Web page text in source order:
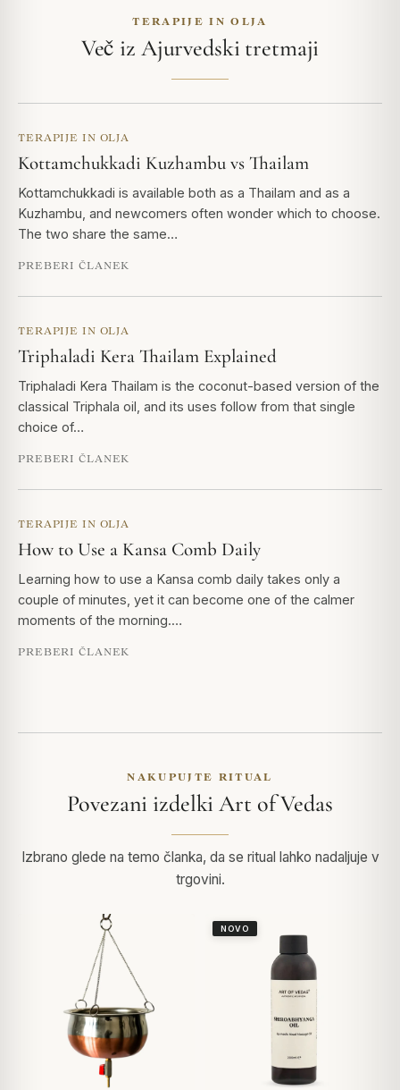
TERAPIJE IN OLJA
Več iz Ajurvedski tretmaji
TERAPIJE IN OLJA
Kottamchukkadi Kuzhambu vs Thailam
Kottamchukkadi is available both as a Thailam and as a
Kuzhambu, and newcomers often wonder which to choose.
The two share the same…
PREBERI ČLANEK
TERAPIJE IN OLJA
Triphaladi Kera Thailam Explained
Triphaladi Kera Thailam is the coconut-based version of the
classical Triphala oil, and its uses follow from that single
choice of…
PREBERI ČLANEK
TERAPIJE IN OLJA
How to Use a Kansa Comb Daily
Learning how to use a Kansa comb daily takes only a
couple of minutes, yet it can become one of the calmer
moments of the morning.…
PREBERI ČLANEK
NAKUPUJTE RITUAL
Povezani izdelki Art of Vedas
Izbrano glede na temo članka, da se ritual lahko nadaljuje v
trgovini.
NOVO